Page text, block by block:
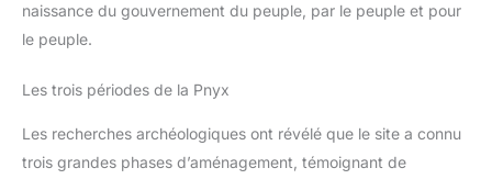
naissance du gouvernement du peuple, par le peuple et pour
le peuple.
Les trois périodes de la Pnyx
Les recherches archéologiques ont révélé que le site a connu
trois grandes phases d’aménagement, témoignant de